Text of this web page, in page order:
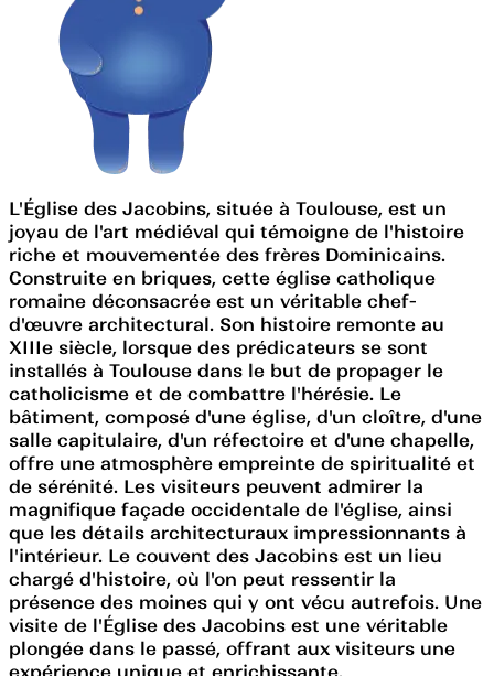
L'Église des Jacobins, située à Toulouse, est un
joyau de l'art médiéval qui témoigne de l'histoire
riche et mouvementée des frères Dominicains.
Construite en briques, cette église catholique
romaine déconsacrée est un véritable chef-
d'œuvre architectural. Son histoire remonte au
XIIIe siècle, lorsque des prédicateurs se sont
installés à Toulouse dans le but de propager le
catholicisme et de combattre l'hérésie. Le
bâtiment, composé d'une église, d'un cloître, d'une
salle capitulaire, d'un réfectoire et d'une chapelle,
offre une atmosphère empreinte de spiritualité et
de sérénité. Les visiteurs peuvent admirer la
magnifique façade occidentale de l'église, ainsi
que les détails architecturaux impressionnants à
l'intérieur. Le couvent des Jacobins est un lieu
chargé d'histoire, où l'on peut ressentir la
présence des moines qui y ont vécu autrefois. Une
visite de l'Église des Jacobins est une véritable
plongée dans le passé, offrant aux visiteurs une
expérience unique et enrichissante.